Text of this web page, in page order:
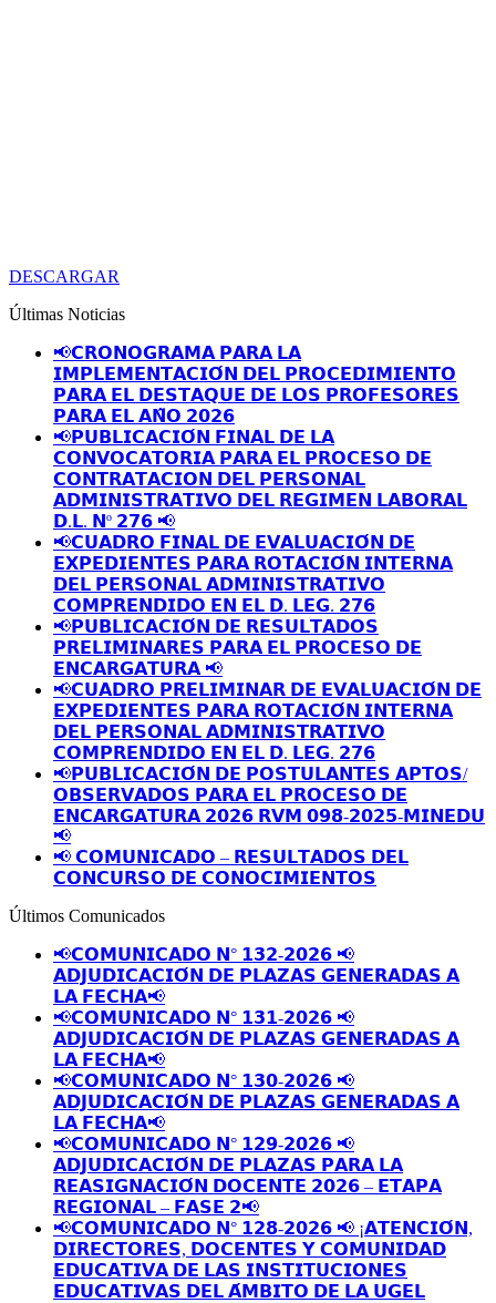
DESCARGAR
Últimas Noticias
📢𝗖𝗥𝗢𝗡𝗢𝗚𝗥𝗔𝗠𝗔 𝗣𝗔𝗥𝗔 𝗟𝗔
𝗜𝗠𝗣𝗟𝗘𝗠𝗘𝗡𝗧𝗔𝗖𝗜𝗢́𝗡 𝗗𝗘𝗟 𝗣𝗥𝗢𝗖𝗘𝗗𝗜𝗠𝗜𝗘𝗡𝗧𝗢
𝗣𝗔𝗥𝗔 𝗘𝗟 𝗗𝗘𝗦𝗧𝗔𝗤𝗨𝗘 𝗗𝗘 𝗟𝗢𝗦 𝗣𝗥𝗢𝗙𝗘𝗦𝗢𝗥𝗘𝗦
𝗣𝗔𝗥𝗔 𝗘𝗟 𝗔𝗡̃𝗢 𝟮𝟬𝟮𝟲
📢𝗣𝗨𝗕𝗟𝗜𝗖𝗔𝗖𝗜𝗢́𝗡 𝗙𝗜𝗡𝗔𝗟 𝗗𝗘 𝗟𝗔
𝗖𝗢𝗡𝗩𝗢𝗖𝗔𝗧𝗢𝗥𝗜𝗔 𝗣𝗔𝗥𝗔 𝗘𝗟 𝗣𝗥𝗢𝗖𝗘𝗦𝗢 𝗗𝗘
𝗖𝗢𝗡𝗧𝗥𝗔𝗧𝗔𝗖𝗜𝗢𝗡 𝗗𝗘𝗟 𝗣𝗘𝗥𝗦𝗢𝗡𝗔𝗟
𝗔𝗗𝗠𝗜𝗡𝗜𝗦𝗧𝗥𝗔𝗧𝗜𝗩𝗢 𝗗𝗘𝗟 𝗥𝗘𝗚𝗜𝗠𝗘𝗡 𝗟𝗔𝗕𝗢𝗥𝗔𝗟
𝗗.𝗟. 𝗡º 𝟮𝟳𝟲 📢
📢𝗖𝗨𝗔𝗗𝗥𝗢 𝗙𝗜𝗡𝗔𝗟 𝗗𝗘 𝗘𝗩𝗔𝗟𝗨𝗔𝗖𝗜𝗢́𝗡 𝗗𝗘
𝗘𝗫𝗣𝗘𝗗𝗜𝗘𝗡𝗧𝗘𝗦 𝗣𝗔𝗥𝗔 𝗥𝗢𝗧𝗔𝗖𝗜𝗢́𝗡 𝗜𝗡𝗧𝗘𝗥𝗡𝗔
𝗗𝗘𝗟 𝗣𝗘𝗥𝗦𝗢𝗡𝗔𝗟 𝗔𝗗𝗠𝗜𝗡𝗜𝗦𝗧𝗥𝗔𝗧𝗜𝗩𝗢
𝗖𝗢𝗠𝗣𝗥𝗘𝗡𝗗𝗜𝗗𝗢 𝗘𝗡 𝗘𝗟 𝗗. 𝗟𝗘𝗚. 𝟮𝟳𝟲
📢𝗣𝗨𝗕𝗟𝗜𝗖𝗔𝗖𝗜𝗢́𝗡 𝗗𝗘 𝗥𝗘𝗦𝗨𝗟𝗧𝗔𝗗𝗢𝗦
𝗣𝗥𝗘𝗟𝗜𝗠𝗜𝗡𝗔𝗥𝗘𝗦 𝗣𝗔𝗥𝗔 𝗘𝗟 𝗣𝗥𝗢𝗖𝗘𝗦𝗢 𝗗𝗘
𝗘𝗡𝗖𝗔𝗥𝗚𝗔𝗧𝗨𝗥𝗔 📢
📢𝗖𝗨𝗔𝗗𝗥𝗢 𝗣𝗥𝗘𝗟𝗜𝗠𝗜𝗡𝗔𝗥 𝗗𝗘 𝗘𝗩𝗔𝗟𝗨𝗔𝗖𝗜𝗢́𝗡 𝗗𝗘
𝗘𝗫𝗣𝗘𝗗𝗜𝗘𝗡𝗧𝗘𝗦 𝗣𝗔𝗥𝗔 𝗥𝗢𝗧𝗔𝗖𝗜𝗢́𝗡 𝗜𝗡𝗧𝗘𝗥𝗡𝗔
𝗗𝗘𝗟 𝗣𝗘𝗥𝗦𝗢𝗡𝗔𝗟 𝗔𝗗𝗠𝗜𝗡𝗜𝗦𝗧𝗥𝗔𝗧𝗜𝗩𝗢
𝗖𝗢𝗠𝗣𝗥𝗘𝗡𝗗𝗜𝗗𝗢 𝗘𝗡 𝗘𝗟 𝗗. 𝗟𝗘𝗚. 𝟮𝟳𝟲
📢𝗣𝗨𝗕𝗟𝗜𝗖𝗔𝗖𝗜𝗢́𝗡 𝗗𝗘 𝗣𝗢𝗦𝗧𝗨𝗟𝗔𝗡𝗧𝗘𝗦 𝗔𝗣𝗧𝗢𝗦/
𝗢𝗕𝗦𝗘𝗥𝗩𝗔𝗗𝗢𝗦 𝗣𝗔𝗥𝗔 𝗘𝗟 𝗣𝗥𝗢𝗖𝗘𝗦𝗢 𝗗𝗘
𝗘𝗡𝗖𝗔𝗥𝗚𝗔𝗧𝗨𝗥𝗔 𝟮𝟬𝟮𝟲 𝗥𝗩𝗠 𝟬𝟵𝟴-𝟮𝟬𝟮𝟱-𝗠𝗜𝗡𝗘𝗗𝗨
📢
📢 𝗖𝗢𝗠𝗨𝗡𝗜𝗖𝗔𝗗𝗢 – 𝗥𝗘𝗦𝗨𝗟𝗧𝗔𝗗𝗢𝗦 𝗗𝗘𝗟
𝗖𝗢𝗡𝗖𝗨𝗥𝗦𝗢 𝗗𝗘 𝗖𝗢𝗡𝗢𝗖𝗜𝗠𝗜𝗘𝗡𝗧𝗢𝗦
Últimos Comunicados
📢𝗖𝗢𝗠𝗨𝗡𝗜𝗖𝗔𝗗𝗢 𝗡° 𝟭𝟯𝟮-𝟮𝟬𝟮𝟲 📢
𝗔𝗗𝗝𝗨𝗗𝗜𝗖𝗔𝗖𝗜𝗢́𝗡 𝗗𝗘 𝗣𝗟𝗔𝗭𝗔𝗦 𝗚𝗘𝗡𝗘𝗥𝗔𝗗𝗔𝗦 𝗔
𝗟𝗔 𝗙𝗘𝗖𝗛𝗔📢
📢𝗖𝗢𝗠𝗨𝗡𝗜𝗖𝗔𝗗𝗢 𝗡° 𝟭𝟯𝟭-𝟮𝟬𝟮𝟲 📢
𝗔𝗗𝗝𝗨𝗗𝗜𝗖𝗔𝗖𝗜𝗢́𝗡 𝗗𝗘 𝗣𝗟𝗔𝗭𝗔𝗦 𝗚𝗘𝗡𝗘𝗥𝗔𝗗𝗔𝗦 𝗔
𝗟𝗔 𝗙𝗘𝗖𝗛𝗔📢
📢𝗖𝗢𝗠𝗨𝗡𝗜𝗖𝗔𝗗𝗢 𝗡° 𝟭𝟯𝟬-𝟮𝟬𝟮𝟲 📢
𝗔𝗗𝗝𝗨𝗗𝗜𝗖𝗔𝗖𝗜𝗢́𝗡 𝗗𝗘 𝗣𝗟𝗔𝗭𝗔𝗦 𝗚𝗘𝗡𝗘𝗥𝗔𝗗𝗔𝗦 𝗔
𝗟𝗔 𝗙𝗘𝗖𝗛𝗔📢
📢𝗖𝗢𝗠𝗨𝗡𝗜𝗖𝗔𝗗𝗢 𝗡° 𝟭𝟮𝟵-𝟮𝟬𝟮𝟲 📢
𝗔𝗗𝗝𝗨𝗗𝗜𝗖𝗔𝗖𝗜𝗢́𝗡 𝗗𝗘 𝗣𝗟𝗔𝗭𝗔𝗦 𝗣𝗔𝗥𝗔 𝗟𝗔
𝗥𝗘𝗔𝗦𝗜𝗚𝗡𝗔𝗖𝗜𝗢́𝗡 𝗗𝗢𝗖𝗘𝗡𝗧𝗘 𝟮𝟬𝟮𝟲 – 𝗘𝗧𝗔𝗣𝗔
𝗥𝗘𝗚𝗜𝗢𝗡𝗔𝗟 – 𝗙𝗔𝗦𝗘 𝟮📢
📢𝗖𝗢𝗠𝗨𝗡𝗜𝗖𝗔𝗗𝗢 𝗡° 𝟭𝟮𝟴-𝟮𝟬𝟮𝟲 📢 ¡𝗔𝗧𝗘𝗡𝗖𝗜𝗢́𝗡,
𝗗𝗜𝗥𝗘𝗖𝗧𝗢𝗥𝗘𝗦, 𝗗𝗢𝗖𝗘𝗡𝗧𝗘𝗦 𝗬 𝗖𝗢𝗠𝗨𝗡𝗜𝗗𝗔𝗗
𝗘𝗗𝗨𝗖𝗔𝗧𝗜𝗩𝗔 𝗗𝗘 𝗟𝗔𝗦 𝗜𝗡𝗦𝗧𝗜𝗧𝗨𝗖𝗜𝗢𝗡𝗘𝗦
𝗘𝗗𝗨𝗖𝗔𝗧𝗜𝗩𝗔𝗦 𝗗𝗘𝗟 𝗔́𝗠𝗕𝗜𝗧𝗢 𝗗𝗘 𝗟𝗔 𝗨𝗚𝗘𝗟